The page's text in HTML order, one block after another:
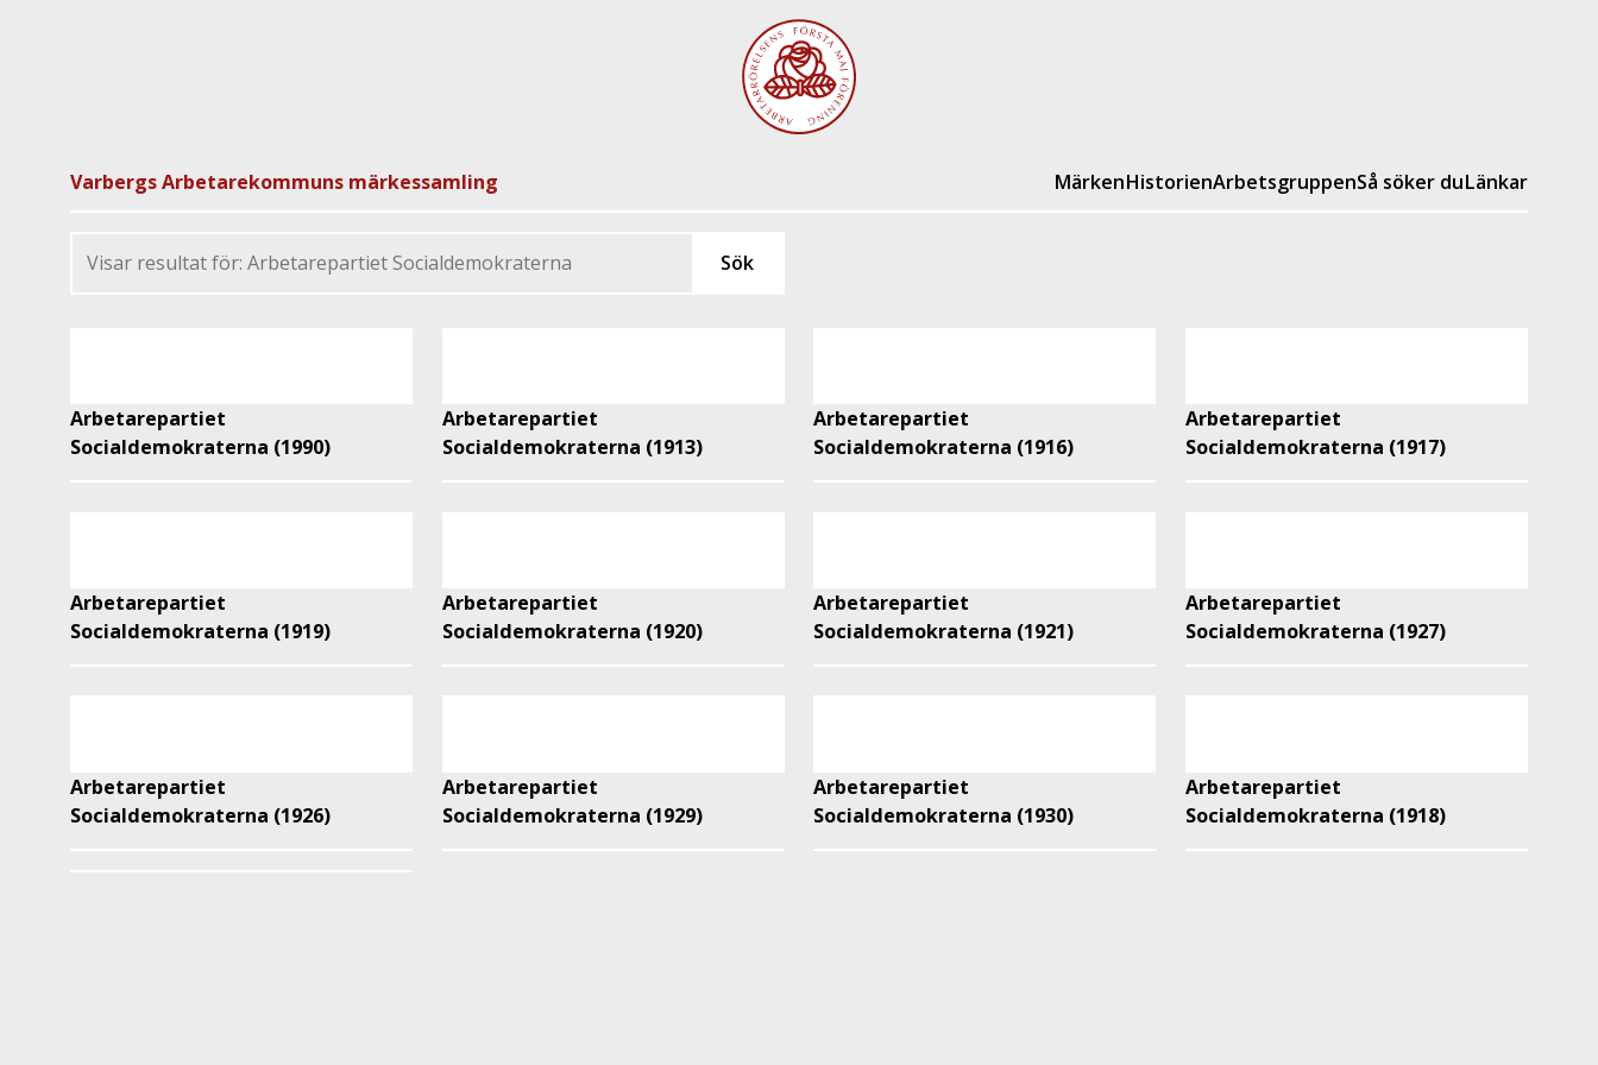
Varbergs Arbetarekommuns märkessamling MärkenHistorienArbetsgruppenSå söker duLänkar
Arbetarepartiet
Socialdemokraterna (1990)
Arbetarepartiet
Socialdemokraterna (1913)
Arbetarepartiet
Socialdemokraterna (1916)
Arbetarepartiet
Socialdemokraterna (1917)
Arbetarepartiet
Socialdemokraterna (1919)
Arbetarepartiet
Socialdemokraterna (1920)
Arbetarepartiet
Socialdemokraterna (1921)
Arbetarepartiet
Socialdemokraterna (1927)
Arbetarepartiet
Socialdemokraterna (1926)
Arbetarepartiet
Socialdemokraterna (1929)
Arbetarepartiet
Socialdemokraterna (1930)
Arbetarepartiet
Socialdemokraterna (1918)